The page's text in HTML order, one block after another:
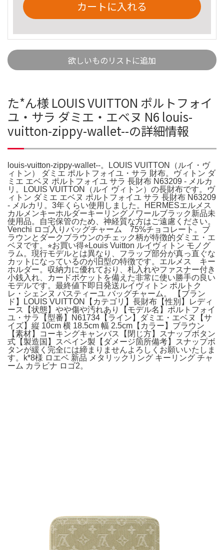
カートに入れる
欲しいものリストに追加
た*ん様 LOUIS VUITTON ポルトフォイ
ユ・サラ ダミエ・エベヌ N6 louis-
vuitton-zippy-wallet--の詳細情報
louis-vuitton-zippy-wallet--。LOUIS VUITTON（ルイ・ヴ
ィトン） ダミエ ポルトフォイユ・サラ 財布。ヴィトン ダ
ミエ エベヌ ポルトフォイユ サラ 長財布 N63209 - メルカ
リ。LOUIS VUITTON（ルイ ヴィトン）の長財布です。ヴ
ィトン ダミエ エベヌ ポルトフォイユ サラ 長財布 N63209
- メルカリ。3年くらい使用しました。HERMESエルメス
カルメンキーホルダーキーリングノワールブラック新品未
使用品。自宅保管のため、神経質な方はご遠慮ください。
Venchi ロゴ入りバッグチャーム 75%チョコレート。ブ
ラウンとダークブラウンのチェック柄が特徴的ダミエ・エ
ベヌです。⭐︎お買い得⭐︎Louis Vuitton ルイヴィトン モノグ
ラム。現行モデルとは異なり、フラップ部分が真っ直ぐな
カットになっているのが旧型の特徴です。エルメス キー
ホルダー。収納力に優れており、札入れやファスナー付き
小銭入れ、カードポケットを備えた非常に使い勝手の良い
モデルです。最終値下即日発送ルイヴィトン ポルトク
レ・シェンヌ パスティーユ バッグチャーム。 【ブラン
ド】LOUIS VUITTON【カテゴリ】長財布【性別】レディ
ース【状態】やや傷や汚れあり【モデル名】ポルトフォイ
ユ・サラ【型番】N61734【ライン】ダミエ・エベヌ【サ
イズ】縦 10cm 横 18.5cm 幅 2.5cm【カラー】ブラウン
【素材】コーキングキャンバス【閉じ方】スナップボタン
式【製造国】スペイン製【ダメージ箇所備考】スナップボ
タンが緩く完全には締まりませんよろしくお願いいたしま
す。k*8様 ロエベ 新品 メタリックリング キーリング チャ
ーム カラビナ ロゴ2。